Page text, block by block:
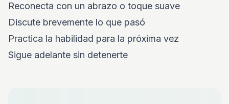
Reconecta con un abrazo o toque suave
Discute brevemente lo que pasó
Practica la habilidad para la próxima vez
Sigue adelante sin detenerte